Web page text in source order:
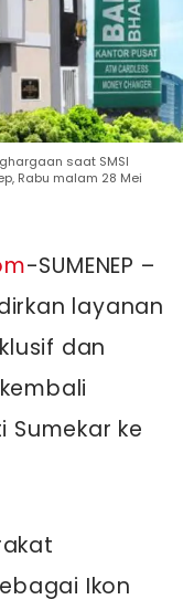
saat SMSI
Rabu malam 28 Mei
-SUMENEP –
layanan
dan
Sumekar ke
Ikon